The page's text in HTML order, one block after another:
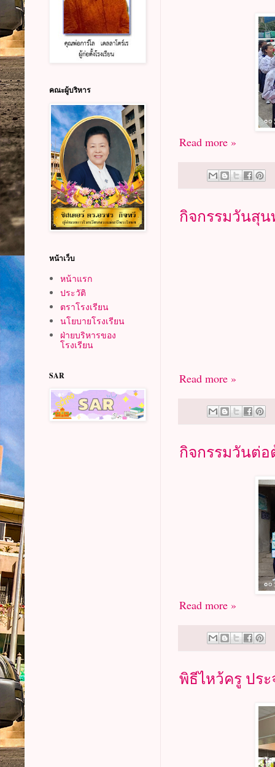
Read more »
กิจกรรมวันสุน
Read more »
กิจกรรมวันต่อ
Read more »
พิธีไหว้ครู ปร
คณะผู้บริหาร
หน้าเว็บ
หน้าแรก
ประวัติ
ตราโรงเรียน
นโยบายโรงเรียน
ฝ่ายบริหารของ
โรงเรียน
SAR